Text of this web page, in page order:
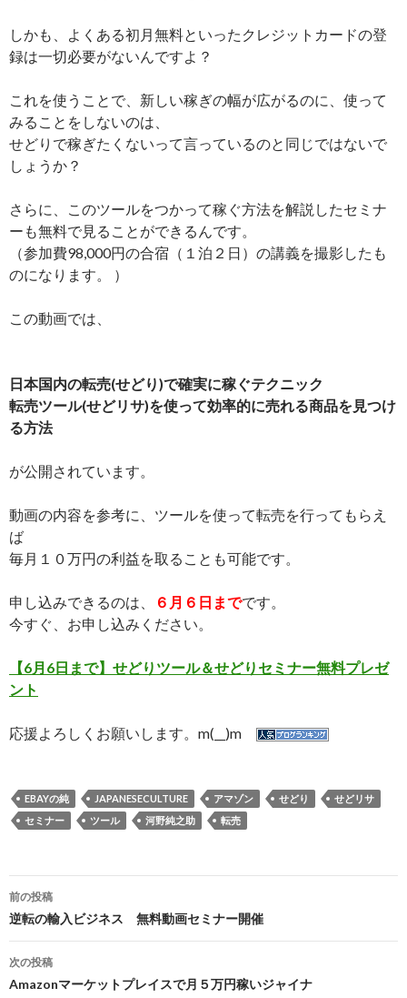
しかも、よくある初月無料といったクレジットカードの登
録は一切必要がないんですよ？
これを使うことで、新しい稼ぎの幅が広がるのに、使って
みることをしないのは、
せどりで稼ぎたくないって言っているのと同じではないで
しょうか？
さらに、このツールをつかって稼ぐ方法を解説したセミナ
ーも無料で見ることができるんです。
（参加費98,000円の合宿（１泊２日）の講義を撮影したも
のになります。 ）
この動画では、
日本国内の転売(せどり)で確実に稼ぐテクニック
転売ツール(せどリサ)を使って効率的に売れる商品を見つけ
る方法
が公開されています。
動画の内容を参考に、ツールを使って転売を行ってもらえ
ば
毎月１０万円の利益を取ることも可能です。
申し込みできるのは、 ６月６日までです。
今すぐ、お申し込みください。
【6月6日まで】せどりツール＆せどりセミナー無料プレゼ
ント
応援よろしくお願いします。m(__)m
EBAYの純 JAPANESECULTURE アマゾン せどり
せどリサ
セミナー
ツール 河野純之助 転売
投
稿
ナ
ビ
前の投稿
逆転の輸入ビジネス 無料動画セミナー開催
次の投稿
Amazonマーケットプレイスで月５万円稼いジャイナ